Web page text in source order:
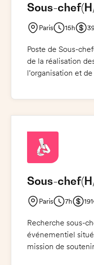
Sous-chef
Paris 15h
Poste de Sous-
de la réalisation
l'organisation et
carte d'identité
Sous-chef
Paris 7h
Recherche sous-
événementiel situé
mission de